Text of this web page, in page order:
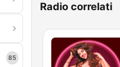
85
Radio correlati